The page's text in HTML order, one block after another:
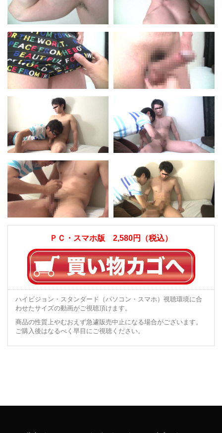
ＰＣ・スマホ版 2,580円（税込）
ハイビジョン・スタンダード（パソコン・スマホ）視聴環境に合
わせたサイズの動画がご視聴頂けます。
商品の性質上やむおえず急遽販売中止になる場合がございます。
ご購入後はなるべく早目にご視聴ください。